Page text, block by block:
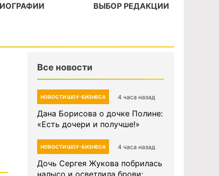
ВЫБОР РЕДАКЦИИ
Все новости
НОВОСТИ ШОУ-БИЗНЕСА 4 часа назад
Дана Борисова о дочке Полине:
«Есть дочери и получше!»
НОВОСТИ ШОУ-БИЗНЕСА 4 часа назад
Дочь Сергея Жукова побрилась
налысо и осветлила брови: